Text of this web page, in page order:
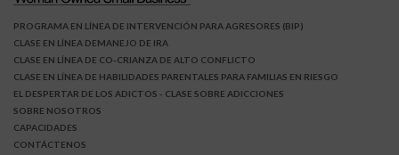
PROGRAMA EN LÍNEA DE INTERVENCIÓN PARA AGRESORES (BIP)
CLASE EN LÍNEA DEMANEJO DE IRA
CLASE EN LÍNEA DE CO-CRIANZA DE ALTO CONFLICTO
CLASE EN LÍNEA DE HABILIDADES PARENTALES PARA FAMILIAS EN RIESGO
EL DESPERTAR DE LOS ADICTOS - CLASE SOBRE ADICCIONES
SOBRE NOSOTROS
CAPACIDADES
CONTÁCTENOS